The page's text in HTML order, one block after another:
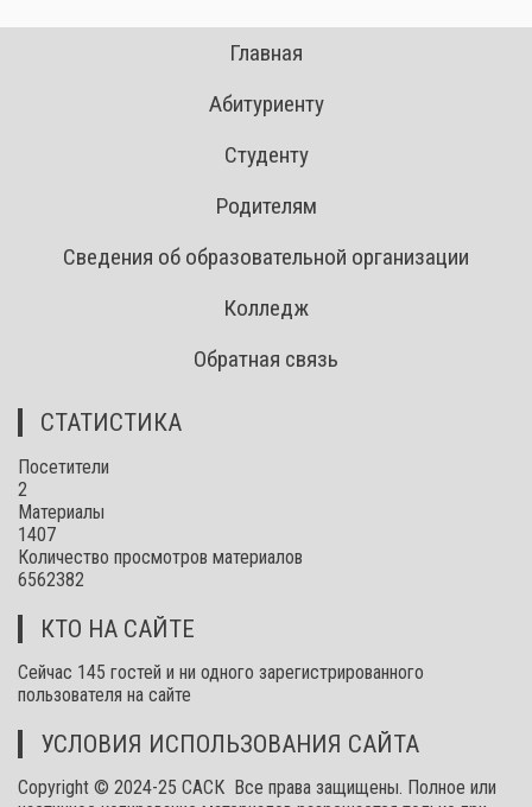
Главная
Абитуриенту
Студенту
Родителям
Сведения об образовательной организации
Колледж
Обратная связь
СТАТИСТИКА
Посетители
2
Материалы
1407
Количество просмотров материалов
6562382
КТО НА САЙТЕ
Сейчас 145 гостей и ни одного зарегистрированного
пользователя на сайте
УСЛОВИЯ ИСПОЛЬЗОВАНИЯ САЙТА
Copyright © 2024-25 САСК Все права защищены. Полное или